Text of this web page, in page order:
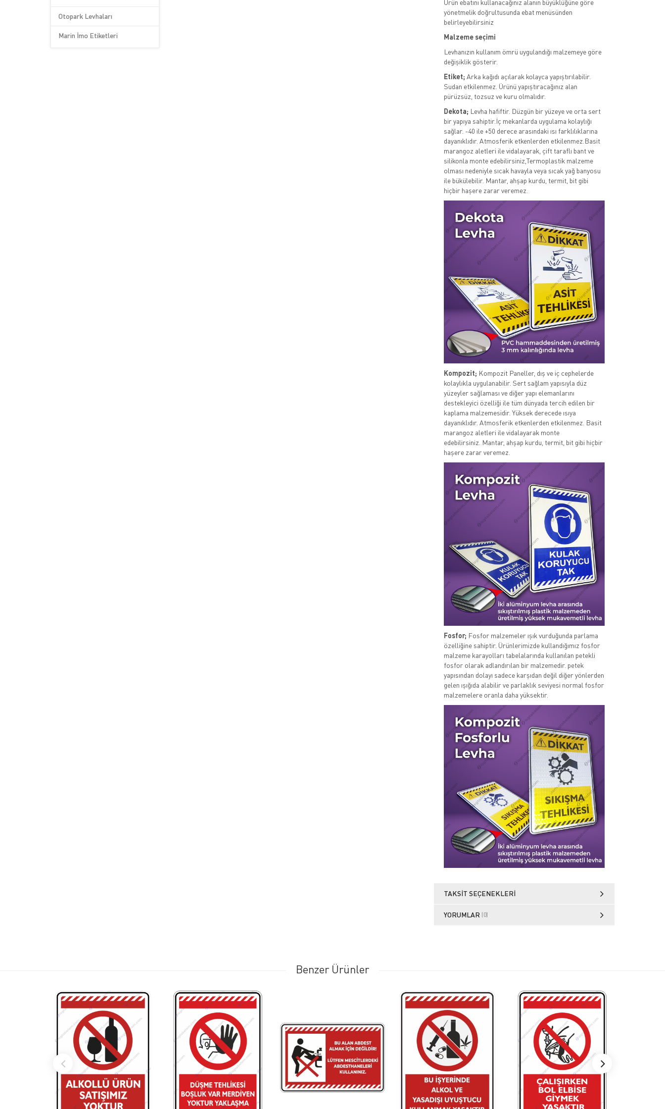
Otopark Levhaları
Marin İmo Etiketleri
Ürün ebatını kullanacağınız alanın büyüklüğüne göre
yönetmelik doğrultusunda ebat menüsünden
belirleyebilirsiniz
Malzeme seçimi
Levhanızın kullanım ömrü uygulandığı malzemeye göre
değişiklik gösterir.
Etiket; Arka kağıdı açılarak kolayca yapıştırılabilir.
Sudan etkilenmez. Ürünü yapıştıracağınız alan
pürüzsüz, tozsuz ve kuru olmalıdır.
Dekota; Levha hafiftir. Düzgün bir yüzeye ve orta sert
bir yapıya sahiptir.İç mekanlarda uygulama kolaylığı
sağlar. -40 ile +50 derece arasındaki ısı farklılıklarına
dayanıklıdır. Atmosferik etkenlerden etkilenmez.Basit
marangoz aletleri ile vidalayarak, çift taraflı bant ve
silikonla monte edebilirsiniz,Termoplastik malzeme
olması nedeniyle sıcak havayla veya sıcak yağ banyosu
ile bükülebilir. Mantar, ahşap kurdu, termit, bit gibi
hiçbir haşere zarar veremez.
Kompozit; Kompozit Paneller, dış ve iç cephelerde
kolaylıkla uygulanabilir. Sert sağlam yapısıyla düz
yüzeyler sağlaması ve diğer yapı elemanlarını
destekleyici özelliği ile tüm dünyada tercih edilen bir
kaplama malzemesidir. Yüksek derecede ısıya
dayanıklıdır. Atmosferik etkenlerden etkilenmez. Basit
marangoz aletleri ile vidalayarak monte
edebilirsiniz. Mantar, ahşap kurdu, termit, bit gibi hiçbir
haşere zarar veremez.
Fosfor; Fosfor malzemeler ışık vurduğunda parlama
özelliğine sahiptir. Ürünlerimizde kullandığımız fosfor
malzeme karayolları tabelalarında kullanılan petekli
fosfor olarak adlandırılan bir malzemedir. petek
yapısından dolayı sadece karşıdan değil diğer yönlerden
gelen ışığıda alabilir ve parlaklık seviyesi normal fosfor
malzemelere oranla daha yüksektir.
TAKSIT SEÇENEKLERI
YORUMLAR (0)
Benzer Ürünler